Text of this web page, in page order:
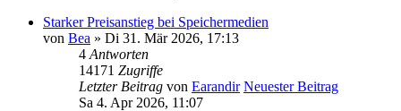
Starker Preisanstieg bei Speichermedien
von Bea » Di 31. Mär 2026, 17:13
4 Antworten
14171 Zugriffe
Letzter Beitrag von Earandir Neuester Beitrag
Sa 4. Apr 2026, 11:07